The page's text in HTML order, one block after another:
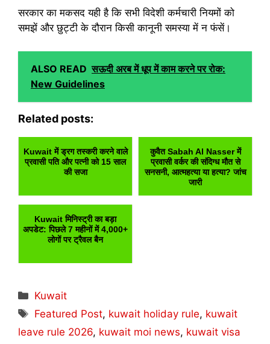
सरकार का मकसद यही है कि सभी विदेशी कर्मचारी नियमों को
समझें और छुट्टी के दौरान किसी कानूनी समस्या में न फंसें।
ALSO READ सऊदी अरब में धूप में काम करने पर रोक:
New Guidelines
Related posts:
Kuwait में ड्रग तस्करी करने वाले
प्रवासी पति और पत्नी को 15 साल
की सजा
कुवैत Sabah Al Nasser में
प्रवासी वर्कर की संदिग्ध मौत से
सनसनी, आत्महत्या या हत्या? जांच
जारी
Kuwait मिनिस्ट्री का बड़ा
अपडेट: पिछले 7 महीनों में 4,000+
लोगों पर ट्रैवल बैन
Categories
Kuwait
Tags
Featured Post, kuwait holiday rule, kuwait
leave rule 2026, kuwait moi news, kuwait visa